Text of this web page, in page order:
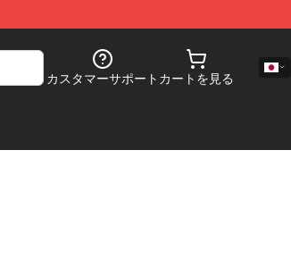
カスタマーサポート カートを見る